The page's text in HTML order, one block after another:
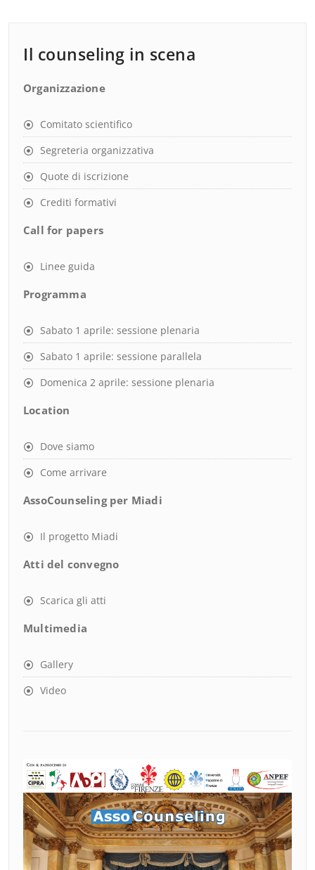
Il counseling in scena
Organizzazione
Comitato scientifico
Segreteria organizzativa
Quote di iscrizione
Crediti formativi
Call for papers
Linee guida
Programma
Sabato 1 aprile: sessione plenaria
Sabato 1 aprile: sessione parallela
Domenica 2 aprile: sessione plenaria
Location
Dove siamo
Come arrivare
AssoCounseling per Miadi
Il progetto Miadi
Atti del convegno
Scarica gli atti
Multimedia
Gallery
Video